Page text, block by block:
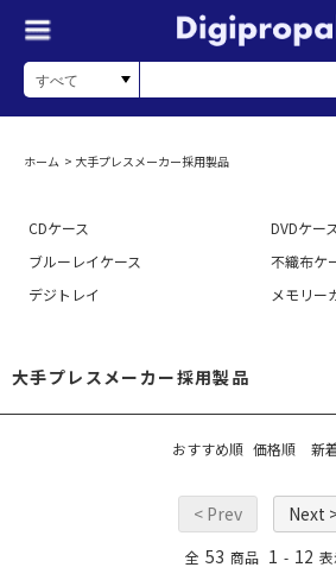
ホーム > 大手プレスメーカー採用製品
CDケース
DVDケース
ブルーレイケース
不織布ケ
デジトレイ
メモリー
大手プレスメーカー採用製品
おすすめ順 価格順 新
< Prev Next
全 53 商品 1 - 12